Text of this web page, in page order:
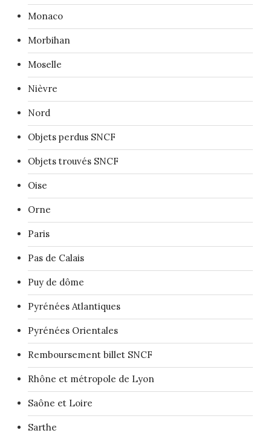
Monaco
Morbihan
Moselle
Nièvre
Nord
Objets perdus SNCF
Objets trouvés SNCF
Oise
Orne
Paris
Pas de Calais
Puy de dôme
Pyrénées Atlantiques
Pyrénées Orientales
Remboursement billet SNCF
Rhône et métropole de Lyon
Saône et Loire
Sarthe